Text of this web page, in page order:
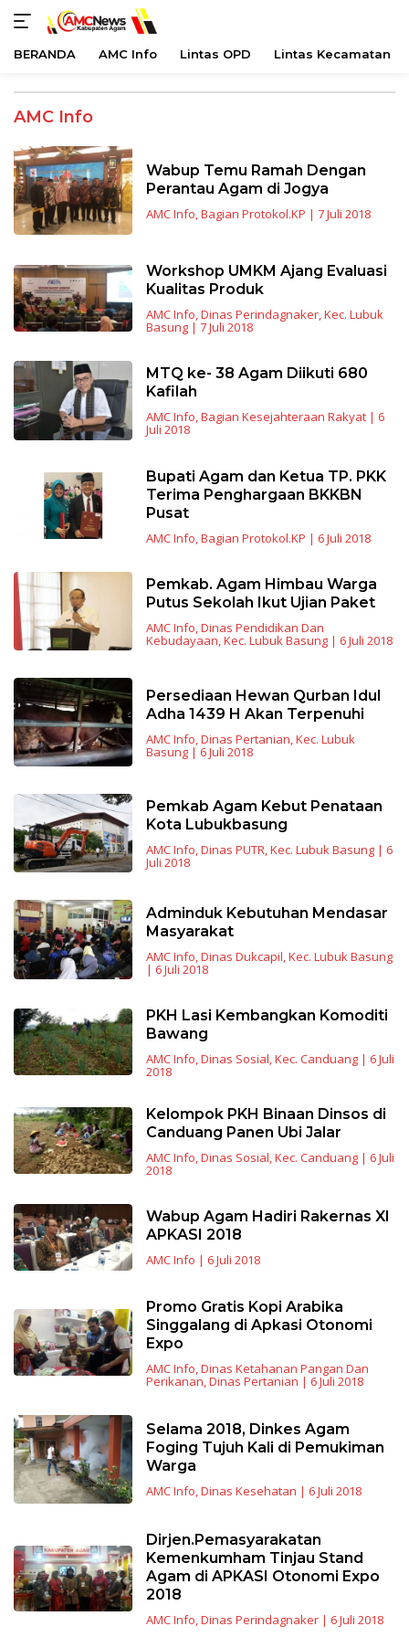
konten
BERANDA AMC Info Lintas OPD Lintas Kecamatan
AMC Info
Wabup Temu Ramah Dengan
Perantau Agam di Jogya
AMC Info Bagian Protokol.KP | 7 Juli 2018
Workshop UMKM Ajang Evaluasi
Kualitas Produk
AMC Info,Dinas Perindagnaker,Kec. Lubuk
Basung| 7 Juli 2018
MTQ ke- 38 Agam Diikuti 680
Kafilah
AMC Info,Bagian Kesejahteraan Rakyat| 6
Juli 2018
Bupati Agam dan Ketua TP. PKK
Terima Penghargaan BKKBN
Pusat
AMC Info Bagian Protokol.KP | 6 Juli 2018
Pemkab. Agam Himbau Warga
Putus Sekolah Ikut Ujian Paket
AMC Info,Dinas Pendidikan Dan
Kebudayaan,Kec. Lubuk Basung| 6 Juli 2018
Persediaan Hewan Qurban Idul
Adha 1439 H Akan Terpenuhi
AMC Info Dinas Pertanian Kec. Lubuk
Basung| 6 Juli 2018
Pemkab Agam Kebut Penataan
Kota Lubukbasung
AMC Info,Dinas PUTR,Kec. Lubuk Basung| 6
Juli 2018
Adminduk Kebutuhan Mendasar
Masyarakat
AMC Info,Dinas Dukcapil,Kec. Lubuk Basung
| 6 Juli 2018
PKH Lasi Kembangkan Komoditi
Bawang
AMC Info,Dinas Sosial,Kec. Canduang| 6 Juli
2018
Kelompok PKH Binaan Dinsos di
Canduang Panen Ubi Jalar
AMC Info,Dinas Sosial,Kec. Canduang| 6 Juli
2018
Wabup Agam Hadiri Rakernas XI
APKASI 2018
AMC Info | 6 Juli 2018
Promo Gratis Kopi Arabika
Singgalang di Apkasi Otonomi
Expo
AMC Info,Dinas Ketahanan Pangan Dan
Perikanan,Dinas Pertanian | 6 Juli 2018
Selama 2018, Dinkes Agam
Foging Tujuh Kali di Pemukiman
Warga
AMC Info,Dinas Kesehatan | 6 Juli 2018
Dirjen.Pemasyarakatan
Kemenkumham Tinjau Stand
Agam di APKASI Otonomi Expo
2018
AMC Info,Dinas Perindagnaker| 6 Juli 2018